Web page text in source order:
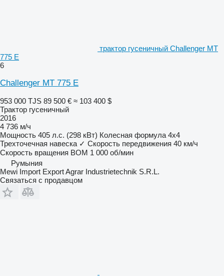
трактор гусеничный Challenger MT
775 E
6
Challenger MT 775 E
953 000 TJS 89 500 € ≈ 103 400 $
Трактор гусеничный
2016
4 736 м/ч
Мощность 405 л.с. (298 кВт) Колесная формула 4x4
Трехточечная навеска ✓ Скорость передвижения 40 км/ч
Скорость вращения ВОМ 1 000 об/мин
Румыния
Mewi Import Export Agrar Industrietechnik S.R.L.
Связаться с продавцом